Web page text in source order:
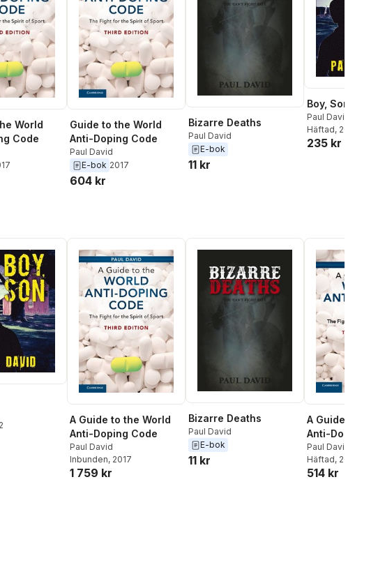
World
Code
Guide to the World
Anti-Doping Code
Paul David
E-bok 2017
604 kr
Bizarre Deaths
Paul David
E-bok
11 kr
Boy, Son
Paul David
Häftad, 2022
235 kr
A Guide to the World
Anti-Doping Code
Paul David
Inbunden, 2017
1 759 kr
Bizarre Deaths
Paul David
E-bok
11 kr
A Guide to
Anti-Doping
Paul David
Häftad, 2018
514 kr